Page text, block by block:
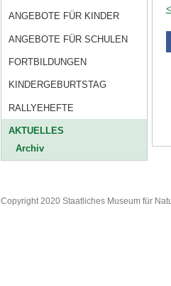
ANGEBOTE FÜR KINDER
ANGEBOTE FÜR SCHULEN
FORTBILDUNGEN
KINDERGEBURTSTAG
RALLYEHEFTE
AKTUELLES
Archiv
Copyright 2020 Staatliches Museum für